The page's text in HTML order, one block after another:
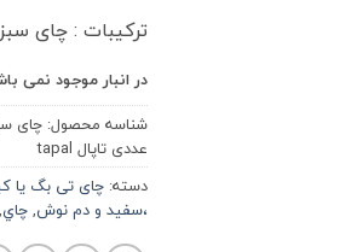
ترکیبات : چای
در انبار موجود نمی
شناسه محصول:
عددی تاپال tapal
دسته: چای تی بگ یا
،سفید و دم نوش,چاي,